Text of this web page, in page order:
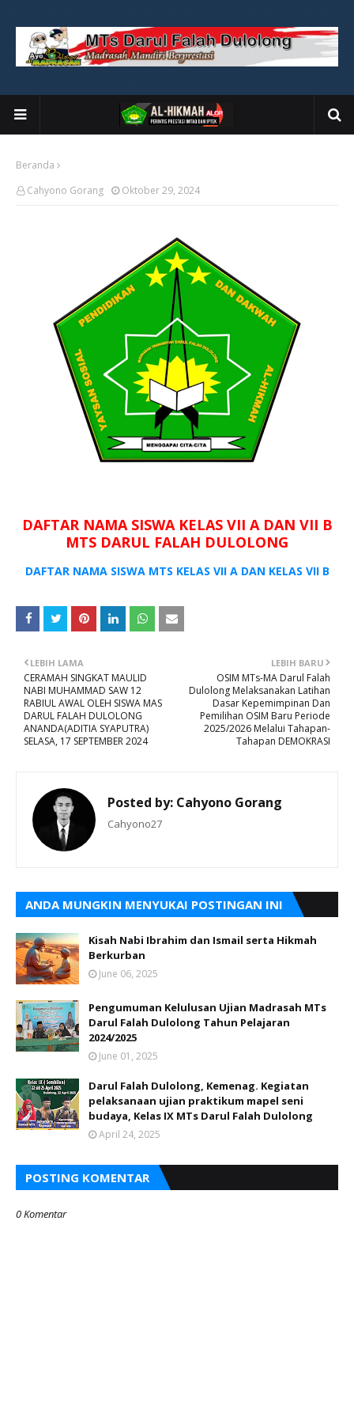
Beranda
Cahyono Gorang
Oktober 29, 2024
DAFTAR NAMA SISWA KELAS VII A DAN VII B
MTS DARUL FALAH DULOLONG
DAFTAR NAMA SISWA MTS KELAS VII A DAN KELAS VII B
LEBIH BARU
OSIM MTs-MA Darul Falah
Dulolong Melaksanakan Latihan
Dasar Kepemimpinan Dan
Pemilihan OSIM Baru Periode
2025/2026 Melalui Tahapan-
Tahapan DEMOKRASI
LEBIH LAMA
CERAMAH SINGKAT MAULID
NABI MUHAMMAD SAW 12
RABIUL AWAL OLEH SISWA MAS
DARUL FALAH DULOLONG
ANANDA(ADITIA SYAPUTRA)
SELASA, 17 SEPTEMBER 2024
Posted by: Cahyono Gorang
Cahyono27
ANDA MUNGKIN MENYUKAI POSTINGAN INI
Kisah Nabi Ibrahim dan Ismail serta Hikmah
Berkurban
June 06, 2025
Pengumuman Kelulusan Ujian Madrasah MTs
Darul Falah Dulolong Tahun Pelajaran
2024/2025
June 01, 2025
Darul Falah Dulolong, Kemenag. Kegiatan
pelaksanaan ujian praktikum mapel seni
budaya, Kelas IX MTs Darul Falah Dulolong
April 24, 2025
POSTING KOMENTAR
0 Komentar